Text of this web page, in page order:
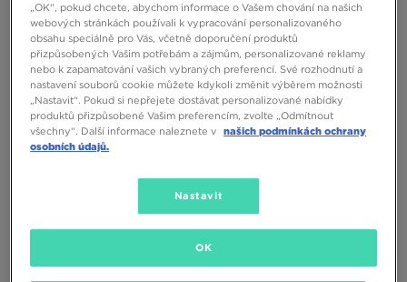
MCKENZIE BUNDA ZIMNÍ TOBA
BUBL OLV-IGN
VANS KNU SKOOL
„OK“, pokud chcete, abychom informace o Vašem chování na našich
webových stránkách používali k vypracování personalizovaného
obsahu speciálně pro Vás, včetně doporučení produktů
přizpůsobených Vašim potřebám a zájmům, personalizované reklamy
nebo k zapamatování vašich vybraných preferencí. Své rozhodnutí a
nastavení souborů cookie můžete kdykoli změnit výběrem možnosti
„Nastavit“. Pokud si nepřejete dostávat personalizované nabídky
produktů přizpůsobené Vašim preferencím, zvolte „Odmítnout
všechny“. Další informace naleznete v našich podmínkách ochrany
osobních údajů.
Nastavit
OK